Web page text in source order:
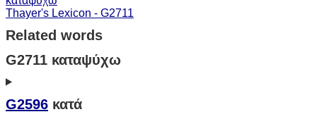
Thayer's Lexicon - G2711
Related words
G2711 καταψύχω
G2596 κατά